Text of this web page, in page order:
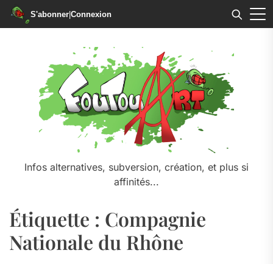
S'abonner|Connexion
Infos alternatives, subversion, création, et plus si
affinités...
Étiquette : Compagnie
Nationale du Rhône